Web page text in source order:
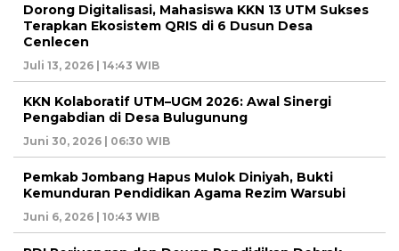
Dorong Digitalisasi, Mahasiswa KKN 13 UTM Sukses
Terapkan Ekosistem QRIS di 6 Dusun Desa
Cenlecen
Juli 13, 2026 | 14:43 WIB
KKN Kolaboratif UTM–UGM 2026: Awal Sinergi
Pengabdian di Desa Bulugunung
Juni 30, 2026 | 06:30 WIB
Pemkab Jombang Hapus Mulok Diniyah, Bukti
Kemunduran Pendidikan Agama Rezim Warsubi
Juni 6, 2026 | 10:43 WIB